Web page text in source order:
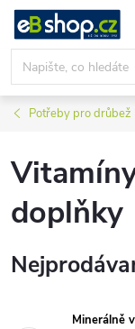
Přejít
obsah
Potřeby pro drůbež
doplňky
Minerálně